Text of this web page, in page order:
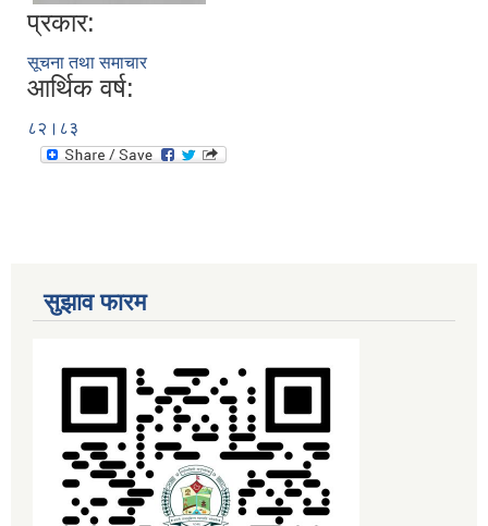
प्रकार:
सूचना तथा समाचार
आर्थिक वर्ष:
८२।८३
सुझाव फारम